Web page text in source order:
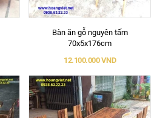
Bàn ăn gỗ nguyên tấm
70x5x176cm
12.100.000 VND